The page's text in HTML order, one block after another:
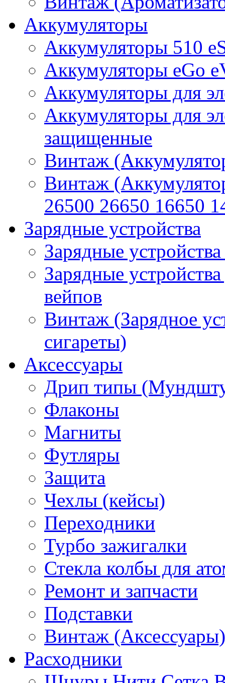
Аккумуляторы
Аккумуляторы 510
Аккумуляторы eGo
Аккумуляторы для
Аккумуляторы для
защищенные
Винтаж
Винтаж
26500 26650 16650
Зарядные устройства
Зарядные
Зарядные
вейпов
Винтаж (Зарядное
сигареты)
Аксессуары
Дрип типы
Флаконы
Магниты
Футляры
Защита
Чехлы (кейсы)
Переходники
Турбо зажигалки
Стекла колбы для
Ремонт и запчасти
Подставки
Винтаж (Аксессуары)
Расходники